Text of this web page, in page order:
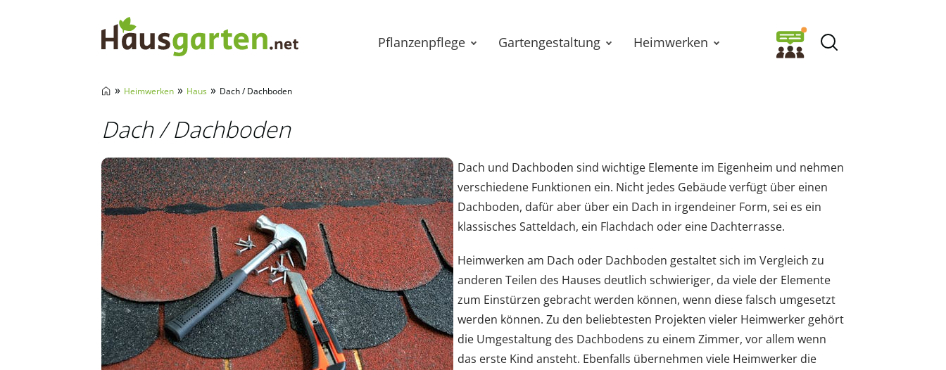
Pflanzenpflege Gartengestaltung Heimwerken
» Heimwerken » Haus » Dach / Dachboden
Dach / Dachboden
Dach und Dachboden sind wichtige Elemente im Eigenheim und nehmen
verschiedene Funktionen ein. Nicht jedes Gebäude verfügt über einen
Dachboden, dafür aber über ein Dach in irgendeiner Form, sei es ein
klassisches Satteldach, ein Flachdach oder eine Dachterrasse.
Heimwerken am Dach oder Dachboden gestaltet sich im Vergleich zu
anderen Teilen des Hauses deutlich schwieriger, da viele der Elemente
zum Einstürzen gebracht werden können, wenn diese falsch umgesetzt
werden können. Zu den beliebtesten Projekten vieler Heimwerker gehört
die Umgestaltung des Dachbodens zu einem Zimmer, vor allem wenn
das erste Kind ansteht. Ebenfalls übernehmen viele Heimwerker die